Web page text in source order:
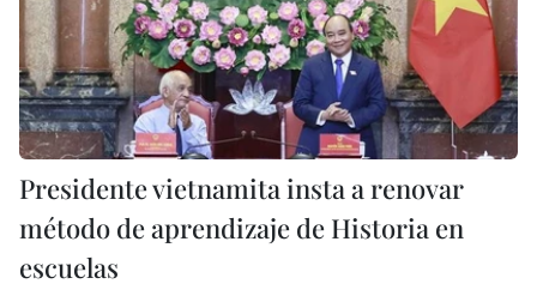
Presidente vietnamita insta a renovar
método de aprendizaje de Historia en
escuelas